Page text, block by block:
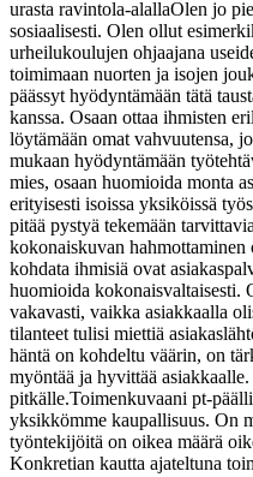
urasta ravintola-alallaOlen jo
sosiaalisesti. Olen ollut
urheilukoulujen ohjaajana
toimimaan nuorten ja isojen
päässyt hyödyntämään tätä
kanssa. Osaan ottaa ihmisten
löytämään omat vahvuutensa,
mukaan hyödyntämään
mies, osaan huomioida monta
erityisesti isoissa yksiköissä
pitää pystyä tekemään
kokonaiskuvan hahmottaminen
kohdata ihmisiä ovat
huomioida kokonaisvaltaisesti.
vakavasti, vaikka asiakkaalla
tilanteet tulisi miettiä
häntä on kohdeltu väärin, on
myöntää ja hyvittää
pitkälle.Toimenkuvaani pt-
yksikkömme kaupallisuus. On
työntekijöitä on oikea määrä
Konkretian kautta ajateltuna